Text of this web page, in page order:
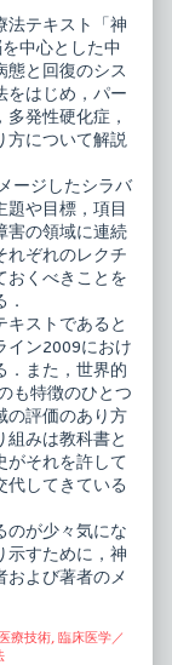
法テキスト「神
中心とした中
態と回復のシス
をはじめ，パー
発性硬化症，
方について解説
ージしたシラバ
題や目標，項目
害の領域に連続
れぞれのレクチ
おくべきことを
キストであると
イン2009におけ
．また，世界的
も特徴のひとつ
の評価のあり方
組みは教科書と
がそれを許して
代してきている
のが少々気にな
示すために，神
および著者のメ
医療技術, 臨床医学／